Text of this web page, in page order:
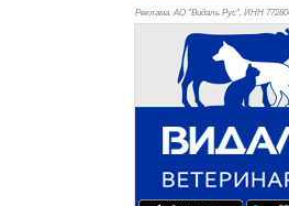
Реклама. АО "Видаль Рус", ИНН 772